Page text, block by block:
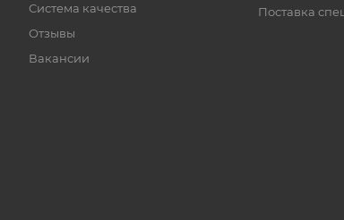
Система качества
Отзывы
Вакансии
Поставка